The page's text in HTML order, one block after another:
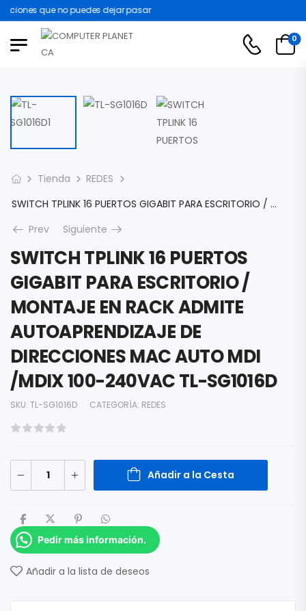
que no puedes dejar pasar
0
Tienda
REDES
SWITCH TPLINK 16 PUERTOS GIGABIT PARA ESCRITORIO / MONTAJE EN RACK ADMITE AUTOAPRENDIZAJE DE DIRECCIONES MAC AUTO MDI /MDIX 100-240VAC TL-SG1016D
Prev
Siguiente
SWITCH TPLINK 16 PUERTOS
GIGABIT PARA ESCRITORIO /
MONTAJE EN RACK ADMITE
AUTOAPRENDIZAJE DE
DIRECCIONES MAC AUTO MDI
/MDIX 100-240VAC TL-SG1016D
SKU: TL-SG1016D CATEGORÍA: REDES
Añadir a la Cesta
Pedir más información.
Añadir a la lista de deseos